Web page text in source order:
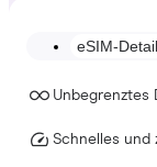
eSIM-
Unbegrenztes
Schnelles und